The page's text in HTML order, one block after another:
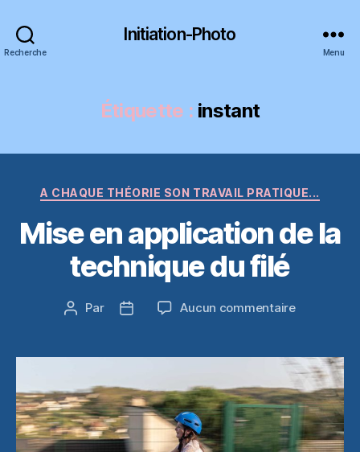
Recherche
Initiation-Photo
Menu
Étiquette : instant
Catégories
A CHAQUE THÉORIE SON TRAVAIL PRATIQUE...
Mise en application de la
technique du filé
Auteur
Par
Date
Aucun commentairesur
application
de
la
technique
du
filé